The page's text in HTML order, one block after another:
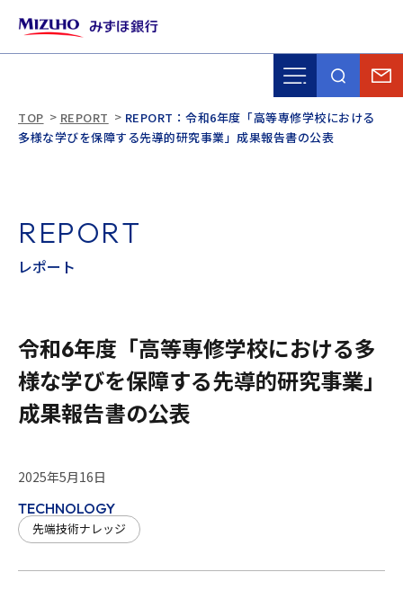
TOP REPORT
REPORT：令和6年度「高等専修学校における
多様な学びを保障する先導的研究事業」成果報告書の公表
REPORT
レポー ト
令和6年度「高等専修学校における多
様な学びを保障する先導的研究事業」
成果報告書の公表
2025年5月16日
TECHNOLOGY
先端技術ナレッジ